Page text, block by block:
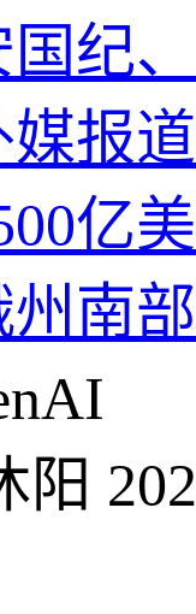
国纪
报
亿
南
阳